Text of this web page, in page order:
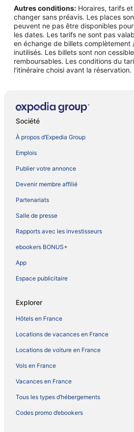
Autres conditions: Horaires, tarifs
changer sans préavis. Les places
peuvent ne pas être disponibles
les dates. Les tarifs ne sont pas
en échange de billets complètement
inutilisés. Les billets sont non
remboursables. Les conditions du
l'itinéraire choisi avant la réservation.
Société
À propos d’Expedia Group
Emplois
Publier votre annonce
Devenir membre affilié
Partenariats
Salle de presse
Rapports avec les investisseurs
ebookers BONUS+
App
Espace publicitaire
Explorer
Hôtels en France
Locations de vacances en France
Locations de voiture en France
Vols en France
Vacances en France
Tous les types d’hébergements
Codes promo d’ebookers